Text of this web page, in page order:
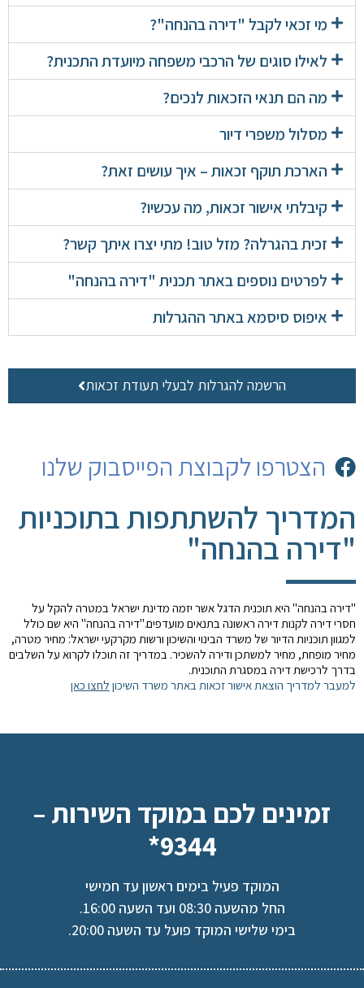
מי זכאי לקבל "דירה בהנחה"?
לאילו סוגים של הרכבי משפחה מיועדת התכנית?
מה הם תנאי הזכאות לנכים?
מסלול משפרי דיור
הארכת תוקף זכאות – איך עושים זאת?
קיבלתי אישור זכאות, מה עכשיו?
זכית בהגרלה? מזל טוב! מתי יצרו איתך קשר?
לפרטים נוספים באתר תכנית "דירה בהנחה"
איפוס סיסמא באתר ההגרלות
הרשמה להגרלות לבעלי תעודת זכאות
הצטרפו לקבוצת הפייסבוק שלנו
המדריך להשתתפות בתוכניות
"דירה בהנחה"
"דירה בהנחה" היא תוכנית הדגל אשר יזמה מדינת ישראל במטרה להקל על
חסרי דירה לקנות דירה ראשונה בתנאים מועדפים."דירה בהנחה" היא שם כולל
למגוון תוכניות הדיור של משרד הבינוי והשיכון ורשות מקרקעי ישראל: מחיר מטרה,
מחיר מופחת, מחיר למשתכן ודירה להשכיר. במדריך זה תוכלו לקרוא על השלבים
בדרך לרכישת דירה במסגרת התוכנית.
למעבר למדריך הוצאת אישור זכאות באתר משרד השיכון לחצו כאן
זמינים לכם במוקד השירות –
9344*
המוקד פעיל בימים ראשון עד חמישי
החל מהשעה 08:30 ועד השעה 16:00.
בימי שלישי המוקד פועל עד השעה 20:00.